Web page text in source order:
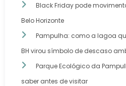
Black Friday pode
Belo Horizonte
Pampulha: como a lagoa
BH virou símbolo de descaso
Parque Ecológico da
saber antes de visitar